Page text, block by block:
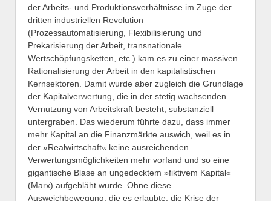
der Arbeits- und Produktionsverhältnisse im Zuge der
dritten industriellen Revolution
(Prozessautomatisierung, Flexibilisierung und
Prekarisierung der Arbeit, transnationale
Wertschöpfungsketten, etc.) kam es zu einer massiven
Rationalisierung der Arbeit in den kapitalistischen
Kernsektoren. Damit wurde aber zugleich die Grundlage
der Kapitalverwertung, die in der stetig wachsenden
Vernutzung von Arbeitskraft besteht, substanziell
untergraben. Das wiederum führte dazu, dass immer
mehr Kapital an die Finanzmärkte auswich, weil es in
der »Realwirtschaft« keine ausreichenden
Verwertungsmöglichkeiten mehr vorfand und so eine
gigantische Blase an ungedecktem »fiktivem Kapital«
(Marx) aufgebläht wurde. Ohne diese
Ausweichbewegung, die es erlaubte, die Krise der